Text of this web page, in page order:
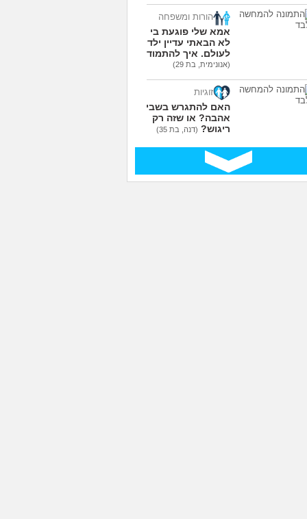
הורות ומשפחה
אמא שלי פוגעת בי כי
לא הבאתי עדיין ילדים
לעולם. איך להתמודד?
(אנונימית, בת 29)
זוגיות
האם להתגרש בשביל
אהבה? או שזה רק
ריגוש? (דנה, בת 35)